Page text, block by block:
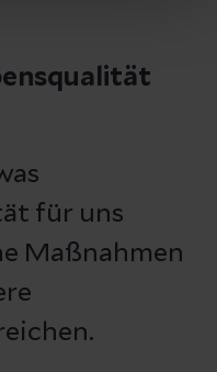
für uns
Maßnahmen